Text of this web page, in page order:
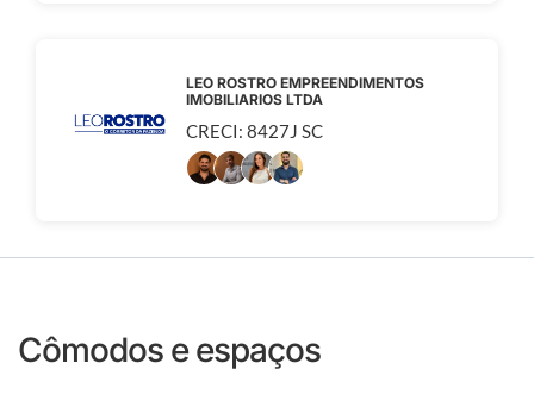
LEO ROSTRO EMPREENDIMENTOS
IMOBILIARIOS LTDA
CRECI: 8427J SC
Cômodos e espaços